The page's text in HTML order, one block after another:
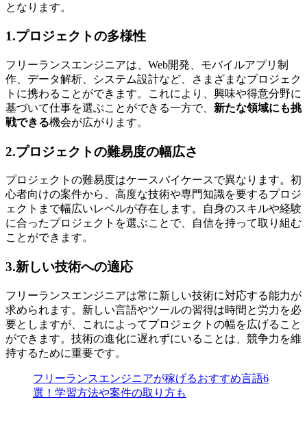
となります。
1.プロジェクトの多様性
フリーランスエンジニアは、Web開発、モバイルアプリ制
作、データ解析、システム設計など、さまざまなプロジェク
トに携わることができます。これにより、興味や得意分野に
基づいて仕事を選ぶことができる一方で、 新たな領域にも挑
戦できる機会が広がります。
2.プロジェクトの難易度の幅広さ
プロジェクトの難易度はケースバイケースで異なります。初
心者向けの案件から、高度な技術や専門知識を要するプロジ
ェクトまで幅広いレベルが存在します。自身のスキルや経験
に合ったプロジェクトを選ぶことで、自信を持って取り組む
ことができます。
3.新しい技術への適応
フリーランスエンジニアは常に新しい技術に対応する能力が
求められます。新しい言語やツールの習得は時間と労力を必
要としますが、これによってプロジェクトの幅を広げること
ができます。技術の進化に遅れずにいることは、 競争力を維
持するために重要です。
フリーランスエンジニアが稼げるおすすめ言語6
選！学習方法や案件の取り方も